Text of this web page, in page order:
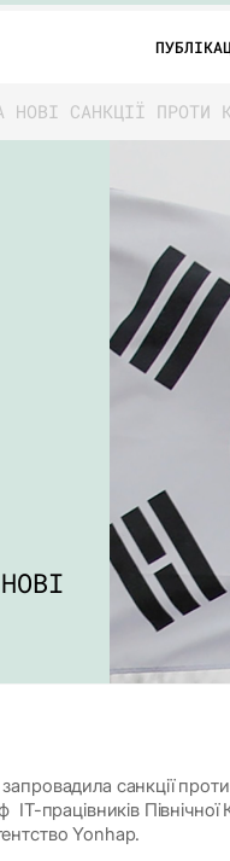
НОВІ САНКЦІЇ ПРОТИ
санкції
IT-працівників Північної
Yonhap.